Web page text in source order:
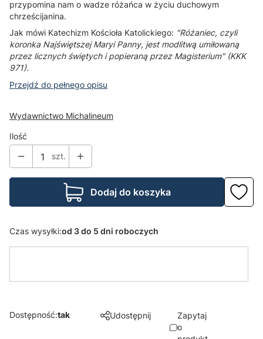
przypomina nam o wadze różańca w życiu duchowym
chrześcijanina.
Jak mówi Katechizm Kościoła Katolickiego: "Różaniec, czyli
koronka Najświętszej Maryi Panny, jest modlitwą umiłowaną
przez licznych świętych i popieraną przez Magisterium" (KKK
971).
Przejdź do pełnego opisu
Wydawnictwo Michalineum
Ilość
szt.
Dodaj do koszyka
Czas wysyłki:od 3 do 5 dni roboczych
Dostępność:tak Udostępnij
Zapytaj
o